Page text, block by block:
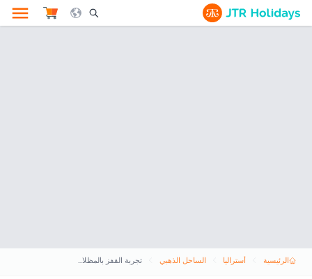
Search Opener Icon
الرئيسية أستراليا الساحل الذهبي تجربة القفز بالمظلات داخل الصالة في آي فلاي - الساحل الذهبي